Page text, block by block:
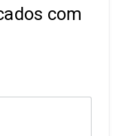
com